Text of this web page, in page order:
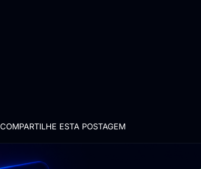
COMPARTILHE ESTA POSTAGEM